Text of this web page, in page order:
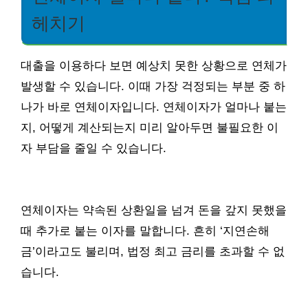
헤치기
대출을 이용하다 보면 예상치 못한 상황으로 연체가
발생할 수 있습니다. 이때 가장 걱정되는 부분 중 하
나가 바로 연체이자입니다. 연체이자가 얼마나 붙는
지, 어떻게 계산되는지 미리 알아두면 불필요한 이
자 부담을 줄일 수 있습니다.
연체이자는 약속된 상환일을 넘겨 돈을 갚지 못했을
때 추가로 붙는 이자를 말합니다. 흔히 ‘지연손해
금’이라고도 불리며, 법정 최고 금리를 초과할 수 없
습니다.